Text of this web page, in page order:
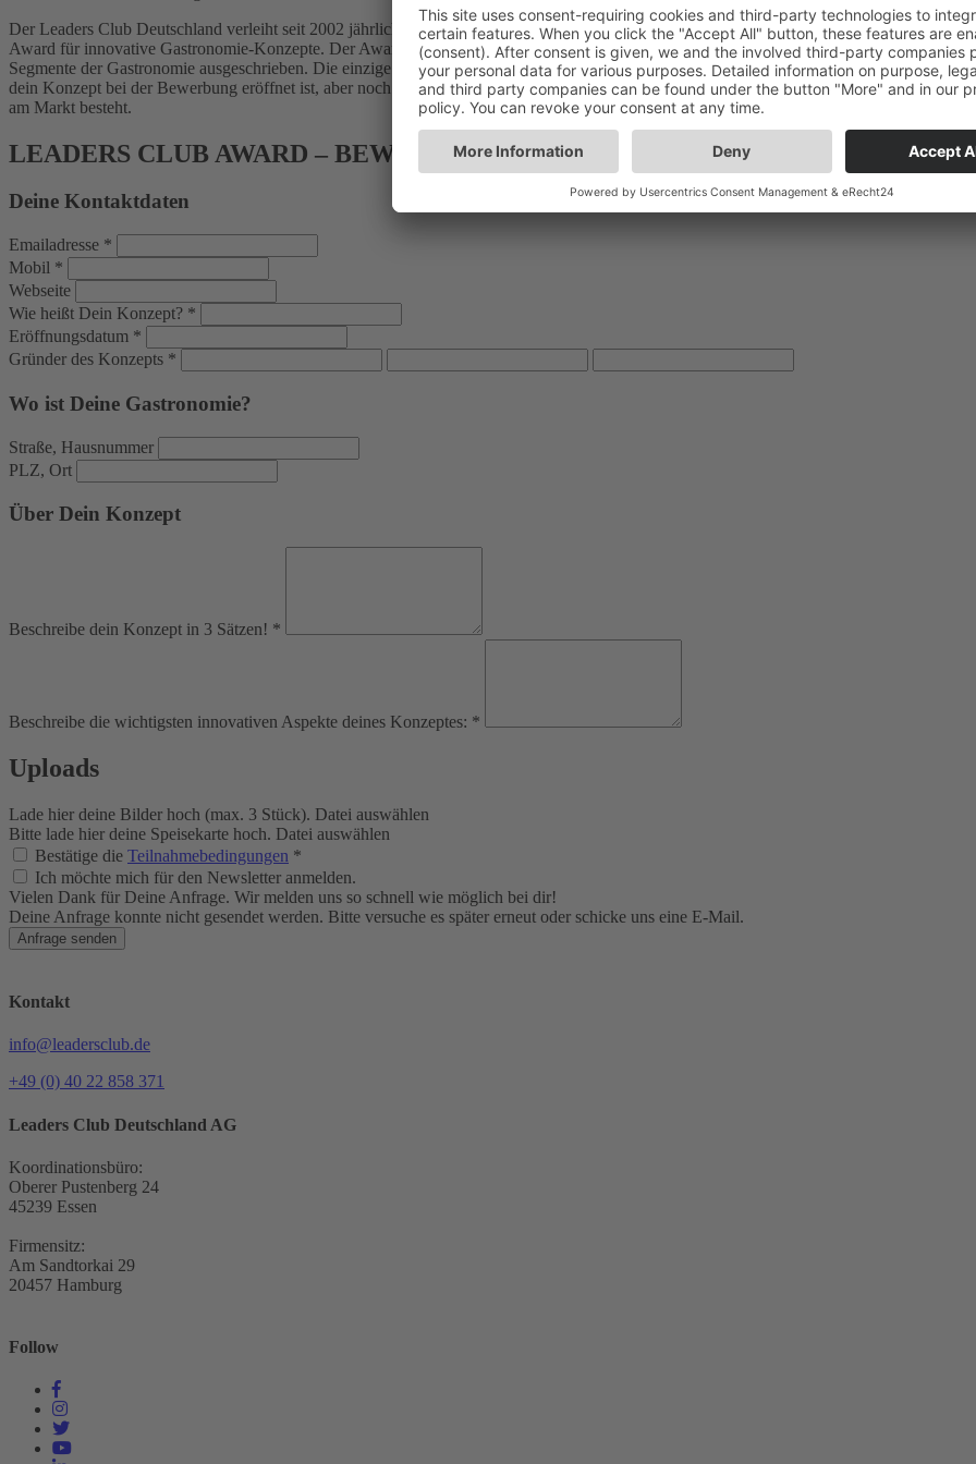
Der Leaders Club Deutschland verleiht seit 2002 jährlich den Leaders Club
Award für innovative Gastronomie-Konzepte. Der Award ist für alle
Segmente der Gastronomie ausgeschrieben. Die einzige Bedingung ist, dass
dein Konzept bei der Bewerbung eröffnet ist, aber noch keine zwei Jahre
am Markt besteht.
LEADERS CLUB AWARD – BEWERBUNGErforderliche Felder sind mit *
Deine Kontaktdaten
Emailadresse *
Mobil *
Webseite
Wie heißt Dein Konzept? *
Eröffnungsdatum *
Gründer des Konzepts *
Wo ist Deine Gastronomie?
Straße, Hausnummer
PLZ, Ort
Über Dein Konzept
Beschreibe dein Konzept in 3 Sätzen! *
Beschreibe die wichtigsten innovativen Aspekte deines Konzeptes: *
Uploads
Lade hier deine Bilder hoch (max. 3 Stück). Datei auswählen
Bitte lade hier deine Speisekarte hoch. Datei auswählen
Bestätige die Teilnahmebedingungen *
Ich möchte mich für den Newsletter anmelden.
Vielen Dank für Deine Anfrage. Wir melden uns so schnell wie möglich bei dir!
Deine Anfrage konnte nicht gesendet werden. Bitte versuche es später erneut oder schicke uns eine E-Mail.
Anfrage senden
Kontakt
info@leadersclub.de
+49 (0) 40 22 858 371
Leaders Club Deutschland AG
Koordinationsbüro:
Oberer Pustenberg 24
45239 Essen
Firmensitz:
Am Sandtorkai 29
20457 Hamburg
Follow